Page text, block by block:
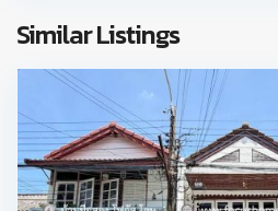
Similar Listings